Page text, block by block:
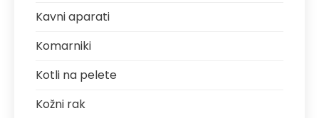
Kavni aparati
Komarniki
Kotli na pelete
Kožni rak